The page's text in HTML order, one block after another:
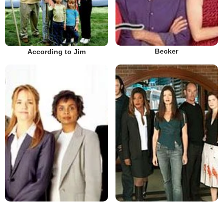
According to Jim Becker